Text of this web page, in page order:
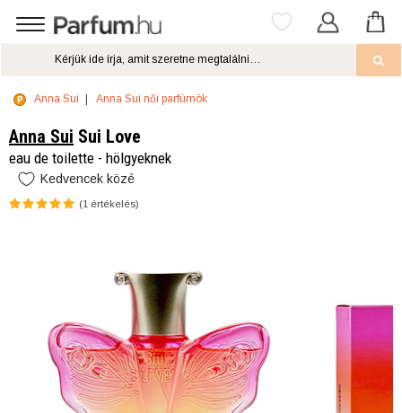
Anna Sui Anna Sui női parfümök
Anna Sui Sui Love
eau de toilette - hölgyeknek
Kedvencek közé
(1 értékelés)